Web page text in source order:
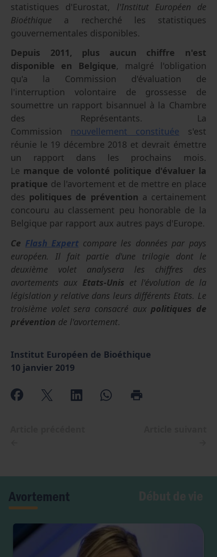
statistiques d'Eurostat, l'Institut Européen de
Bioéthique a recherché les statistiques
gouvernementales disponibles.
Depuis 2011, plus aucun chiffre n'est
disponible en Belgique, malgré l'obligation
qu'a la Commission d'évaluation de
l'interruption volontaire de grossesse de
soumettre un rapport bisannuel à la Chambre
des Représentants. La
Commission nouvellement constituée s'est
réunie le 19 décembre 2018 et devrait émettre
un rapport dans les prochains mois.
Le manque de volonté politique d'évaluer la
pratique de l'avortement et de mettre en place
des politiques de prévention a certainement
concouru au classement peu honorable de la
Belgique par rapport aux autres pays d'Europe.
Ce Flash Expert compare les données par pays
européen. Il fait partie d'une trilogie dont le
deuxième volet analysera les chiffres des
avortements aux Etats-Unis et l'évolution de la
législation y relative dans leurs différents Etats. Le
troisième volet sera consacré auxpolitiques de
prévention de l'avortement.
Institut Européen de Bioéthique
10 janvier 2019
Avortement